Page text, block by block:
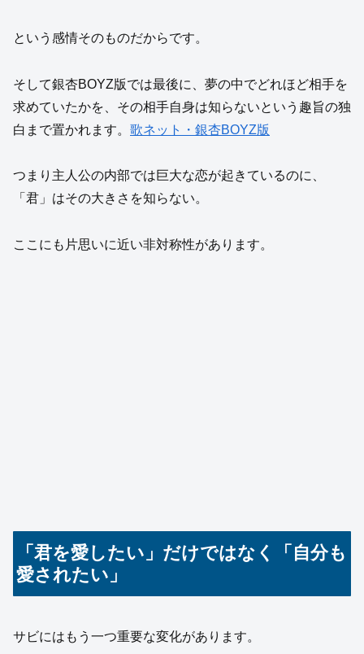
という感情そのものだからです。
そして銀杏BOYZ版では最後に、夢の中でどれほど相手を
求めていたかを、その相手自身は知らないという趣旨の独
白まで置かれます。 歌ネット・銀杏BOYZ版
つまり主人公の内部では巨大な恋が起きているのに、
「君」はその大きさを知らない。
ここにも片思いに近い非対称性があります。
「君を愛したい」だけではなく「自分も
愛されたい」
サビにはもう一つ重要な変化があります。